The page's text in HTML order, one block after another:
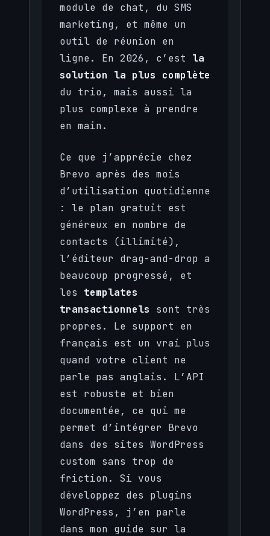
module de chat, du SMS
marketing, et même un
outil de réunion en
ligne. En 2026, c’est la
solution la plus complète
du trio, mais aussi la
plus complexe à prendre
en main.
Ce que j’apprécie chez
Brevo après des mois
d’utilisation quotidienne
: le plan gratuit est
généreux en nombre de
contacts (illimité),
l’éditeur drag-and-drop a
beaucoup progressé, et
les templates
transactionnels sont très
propres. Le support en
français est un vrai plus
quand votre client ne
parle pas anglais. L’API
est robuste et bien
documentée, ce qui me
permet d’intégrer Brevo
dans des sites WordPress
custom sans trop de
friction. Si vous
développez des plugins
WordPress, j’en parle
dans mon guide sur la